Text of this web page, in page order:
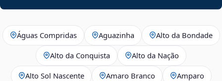
Águas Compridas Aguazinha Alto da Bondade
Alto da Conquista Alto da Nação
Alto Sol Nascente Amaro Branco Amparo